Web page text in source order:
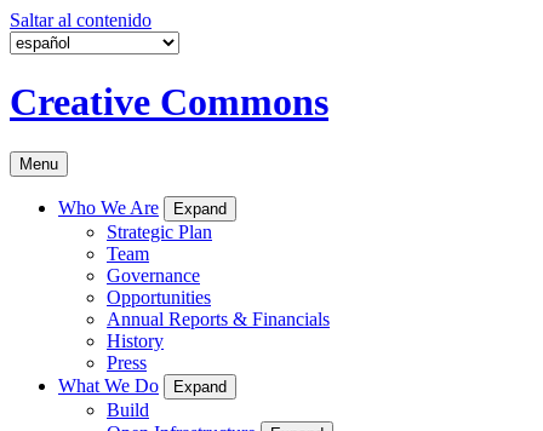
Saltar al contenido
Creative Commons
Menu
Who We Are Expand
Strategic Plan
Team
Governance
Opportunities
Annual Reports & Financials
History
Press
What We Do
Expand
Build